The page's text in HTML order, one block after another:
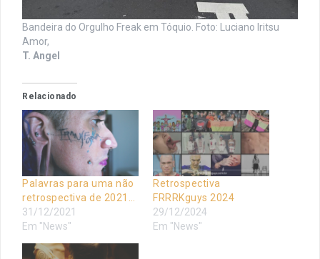
Bandeira do Orgulho Freak em Tóquio. Foto: Luciano Iritsu
Amor,
T. Angel
Relacionado
Palavras para uma não
retrospectiva de 2021…
31/12/2021
Em "News"
Retrospectiva
FRRRKguys 2024
29/12/2024
Em "News"